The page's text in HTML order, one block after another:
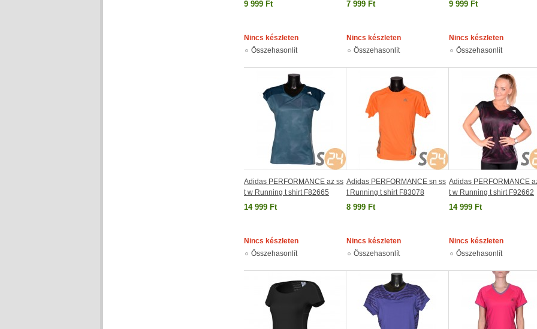
9 999 Ft
Nincs készleten
Összehasonlít
7 999 Ft
Nincs készleten
Összehasonlít
9 999 Ft
Nincs készleten
Összehasonlít
Adidas PERFORMANCE az ss
t w Running t shirt F82665
14 999 Ft
Nincs készleten
Összehasonlít
Adidas PERFORMANCE sn ss
t Running t shirt F83078
8 999 Ft
Nincs készleten
Összehasonlít
Adidas PERFORMANCE
t w Running t shirt F92662
14 999 Ft
Nincs készleten
Összehasonlít